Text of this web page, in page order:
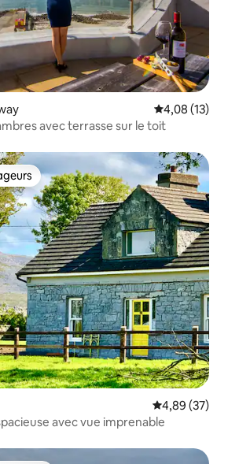
Évaluation
4,08 (13)
avec terrasse sur le toit
Évaluation
4,89 (37)
avec vue imprenable